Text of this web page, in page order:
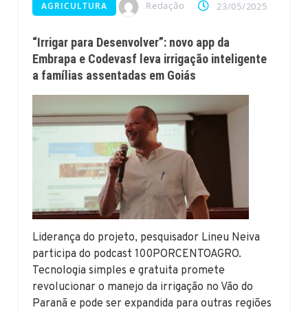
AGRICULTURA Redação 23/05/2025
“Irrigar para Desenvolver”: novo app da
Embrapa e Codevasf leva irrigação inteligente
a famílias assentadas em Goiás
Liderança do projeto, pesquisador Lineu Neiva
participa do podcast 100PORCENTOAGRO.
Tecnologia simples e gratuita promete
revolucionar o manejo da irrigação no Vão do
Paranã e pode ser expandida para outras regiões